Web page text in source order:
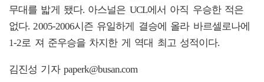
무대를 밟게 됐다. 아스널은 UCL에서 아직 우승한 적은
없다. 2005-2006시즌 유일하게 결승에 올라 바르셀로나에
1-2로 져 준우승을 차지한 게 역대 최고 성적이다.
김진성 기자 paperk@busan.com